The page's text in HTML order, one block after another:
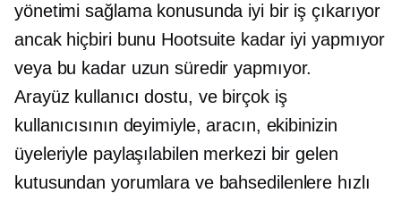
yönetimi sağlama konusunda iyi bir iş çıkarıyor
ancak hiçbiri bunu Hootsuite kadar iyi yapmıyor
veya bu kadar uzun süredir yapmıyor.
Arayüz kullanıcı dostu, ve birçok iş
kullanıcısının deyimiyle, aracın, ekibinizin
üyeleriyle paylaşılabilen merkezi bir gelen
kutusundan yorumlara ve bahsedilenlere hızlı